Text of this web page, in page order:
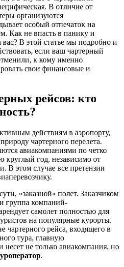
В отличие от
организуются
особый отпечаток на
Как не впасть в панику и
вас? В этой статье мы подробно и
если ваш чартерный
к кому именно
свои финансовые и
рейсов: кто
действиям в аэропорту,
чартерного перелета.
авиакомпаниями по четко
круглый год, независимо от
В этом случае все претензии
«заказной» полет. Заказчиком
группа компаний-
самолет полностью для
на популярные курорты.
рейса, входящего в
тура, главную
несет не только авиакомпания, но
.